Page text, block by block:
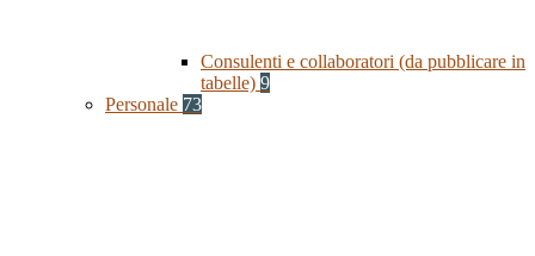
Consulenti e collaboratori (da pubblicare in
tabelle) 9
Personale 73